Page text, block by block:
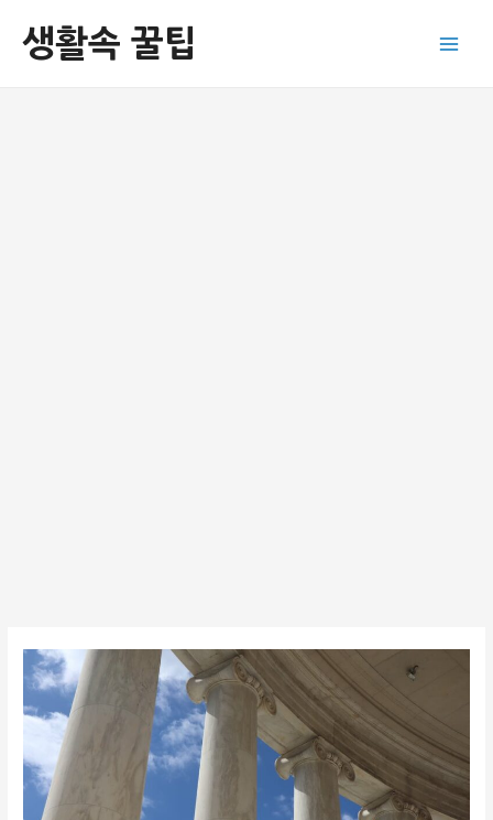
생활속 꿀팁